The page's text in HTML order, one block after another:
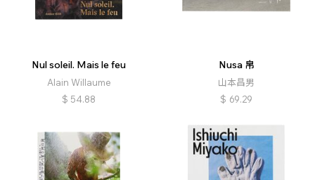
Nul soleil. Mais le feu
Alain Willaume
$ 54.88
Nusa 帛
山本昌男
$ 69.29